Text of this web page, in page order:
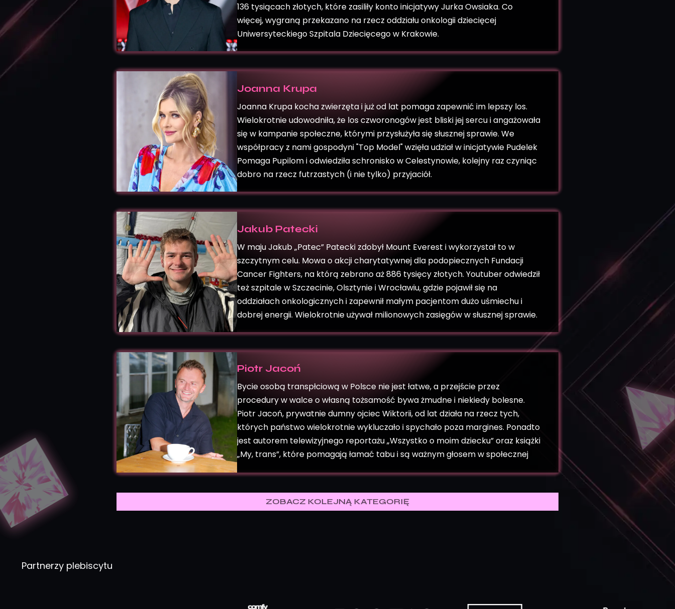
136 tysiącach złotych, które zasiliły konto inicjatywy Jurka Owsiaka. Co
więcej, wygraną przekazano na rzecz oddziału onkologii dziecięcej
Uniwersyteckiego Szpitala Dziecięcego w Krakowie.
Joanna Krupa
Joanna Krupa kocha zwierzęta i już od lat pomaga zapewnić im lepszy los.
Wielokrotnie udowodniła, że los czworonogów jest bliski jej sercu i angażowała
się w kampanie społeczne, którymi przysłużyła się słusznej sprawie. We
współpracy z nami gospodyni "Top Model" wzięła udział w inicjatywie Pudelek
Pomaga Pupilom i odwiedziła schronisko w Celestynowie, kolejny raz czyniąc
dobro na rzecz futrzastych (i nie tylko) przyjaciół.
Jakub Patecki
W maju Jakub „Patec” Patecki zdobył Mount Everest i wykorzystał to w
szczytnym celu. Mowa o akcji charytatywnej dla podopiecznych Fundacji
Cancer Fighters, na którą zebrano aż 886 tysięcy złotych. Youtuber odwiedził
też szpitale w Szczecinie, Olsztynie i Wrocławiu, gdzie pojawił się na
oddziałach onkologicznych i zapewnił małym pacjentom dużo uśmiechu i
dobrej energii. Wielokrotnie używał milionowych zasięgów w słusznej sprawie.
Piotr Jacoń
Bycie osobą transpłciową w Polsce nie jest łatwe, a przejście przez
procedury w walce o własną tożsamość bywa żmudne i niekiedy bolesne.
Piotr Jacoń, prywatnie dumny ojciec Wiktorii, od lat działa na rzecz tych,
których państwo wielokrotnie wykluczało i spychało poza margines. Ponadto
jest autorem telewizyjnego reportażu „Wszystko o moim dziecku” oraz książki
„My, trans”, które pomagają łamać tabu i są ważnym głosem w społecznej
ZOBACZ KOLEJNĄ KATEGORIĘ
Partnerzy plebiscytu